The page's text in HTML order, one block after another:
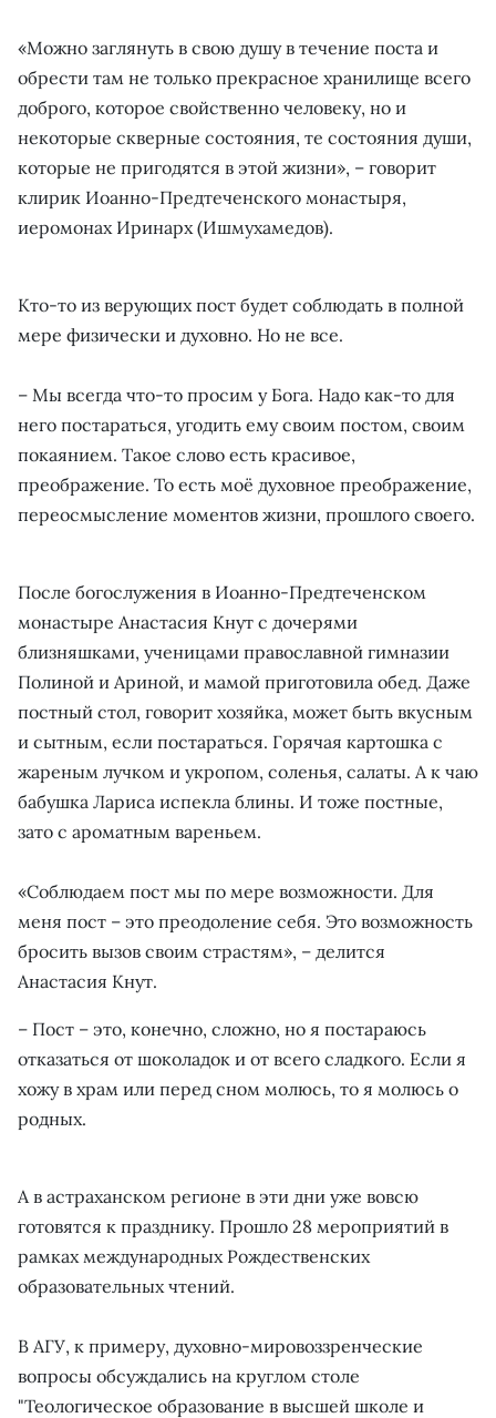
«Можно заглянуть в свою душу в течение поста и
обрести там не только прекрасное хранилище всего
доброго, которое свойственно человеку, но и
некоторые скверные состояния, те состояния души,
которые не пригодятся в этой жизни», – говорит
клирик Иоанно-Предтеченского монастыря,
иеромонах Иринарх (Ишмухамедов).
Кто-то из верующих пост будет соблюдать в полной
мере физически и духовно. Но не все.
– Мы всегда что-то просим у Бога. Надо как-то для
него постараться, угодить ему своим постом, своим
покаянием. Такое слово есть красивое,
преображение. То есть моё духовное преображение,
переосмысление моментов жизни, прошлого своего.
После богослужения в Иоанно-Предтеченском
монастыре Анастасия Кнут с дочерями
близняшками, ученицами православной гимназии
Полиной и Ариной, и мамой приготовила обед. Даже
постный стол, говорит хозяйка, может быть вкусным
и сытным, если постараться. Горячая картошка с
жареным лучком и укропом, соленья, салаты. А к чаю
бабушка Лариса испекла блины. И тоже постные,
зато с ароматным вареньем.
«Соблюдаем пост мы по мере возможности. Для
меня пост – это преодоление себя. Это возможность
бросить вызов своим страстям», – делится
Анастасия Кнут.
– Пост – это, конечно, сложно, но я постараюсь
отказаться от шоколадок и от всего сладкого. Если я
хожу в храм или перед сном молюсь, то я молюсь о
родных.
А в астраханском регионе в эти дни уже вовсю
готовятся к празднику. Прошло 28 мероприятий в
рамках международных Рождественских
образовательных чтений.
В АГУ, к примеру, духовно-мировоззренческие
вопросы обсуждались на круглом столе
"Теологическое образование в высшей школе и